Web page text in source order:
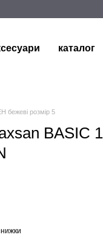
каталог
бежеві розмір 5
BASIC